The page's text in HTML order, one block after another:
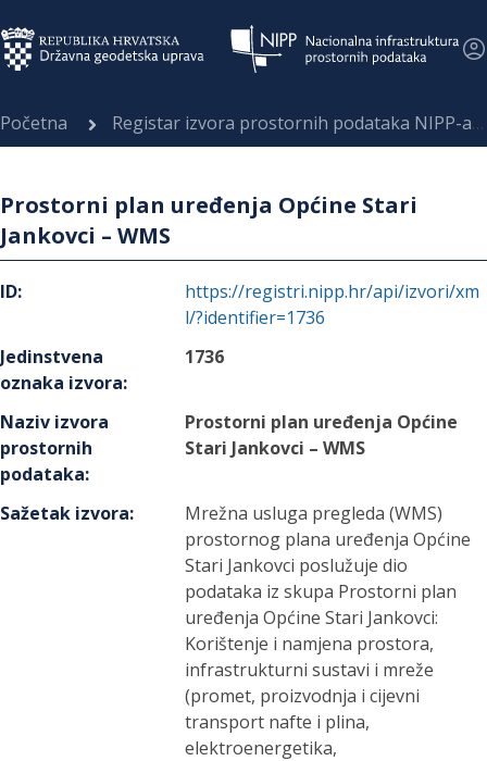
Početna Registar izvora prostornih podataka NIPP-a
Prostorni plan uređenja Općine Stari
Jankovci – WMS
ID:
https://registri.nipp.hr/api/izvori/xm
l/?identifier=1736
Jedinstvena
oznaka izvora:
1736
Naziv izvora
prostornih
podataka:
Prostorni plan uređenja Općine
Stari Jankovci – WMS
Sažetak izvora:
Mrežna usluga pregleda (WMS)
prostornog plana uređenja Općine
Stari Jankovci poslužuje dio
podataka iz skupa Prostorni plan
uređenja Općine Stari Jankovci:
Korištenje i namjena prostora,
infrastrukturni sustavi i mreže
(promet, proizvodnja i cijevni
transport nafte i plina,
elektroenergetika,